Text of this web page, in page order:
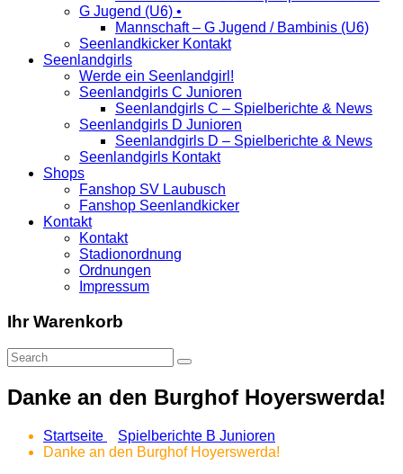
G Jugend (U6) •
Mannschaft – G Jugend / Bambinis (U6)
Seenlandkicker Kontakt
Seenlandgirls
Werde ein Seenlandgirl!
Seenlandgirls C Junioren
Seenlandgirls C – Spielberichte & News
Seenlandgirls D Junioren
Seenlandgirls D – Spielberichte & News
Seenlandgirls Kontakt
Shops
Fanshop SV Laubusch
Fanshop Seenlandkicker
Kontakt
Kontakt
Stadionordnung
Ordnungen
Impressum
Ihr Warenkorb
Danke an den Burghof Hoyerswerda!
Startseite
Spielberichte B Junioren
Danke an den Burghof Hoyerswerda!